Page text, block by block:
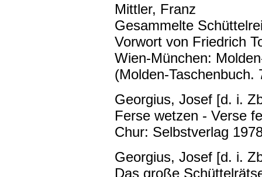
Mittler, Franz
Gesammelte
Vorwort von Friedrich
Wien-München:
(Molden-Taschenbuch.
Georgius, Josef [d. i.
Ferse wetzen - Verse
Chur: Selbstverlag
Georgius, Josef [d. i.
Das große